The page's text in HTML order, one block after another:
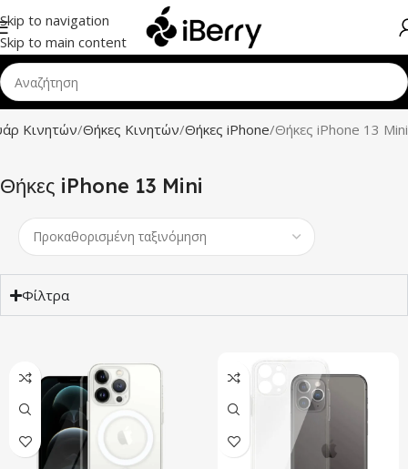
Skip to navigation
Skip to main content
Κινητών Θήκες Κινητών Θήκες iPhone Θήκες iPhone 13 Mini
Θήκες iPhone 13 Mini
Φίλτρα